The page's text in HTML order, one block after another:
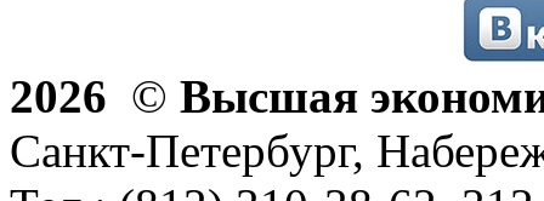
2026 © Высшая
Санкт-Петербург,